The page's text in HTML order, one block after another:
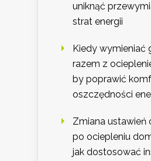
uniknąć
strat energii
Kiedy wymieniać
razem z
by poprawić
oszczędności
Zmiana ustawień
po ociepleniu
jak dostosować